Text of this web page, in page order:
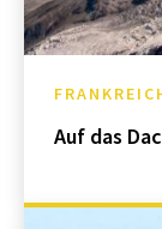
Auf das